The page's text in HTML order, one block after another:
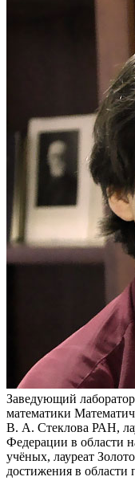
Заведующий
математики
В. А. Стеклова РАН,
Федерации в области
учёных, лауреат
достижения в